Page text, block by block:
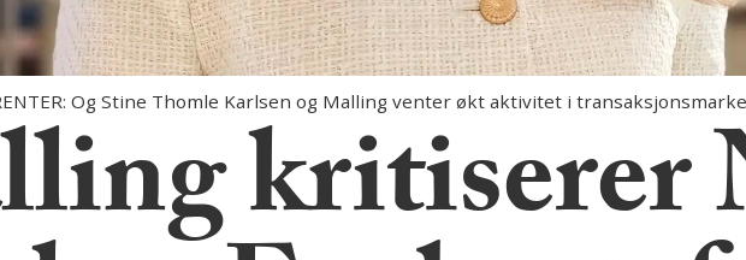
RENTER: Og Stine Thomle Karlsen og Malling venter økt aktivitet i
kritiserer